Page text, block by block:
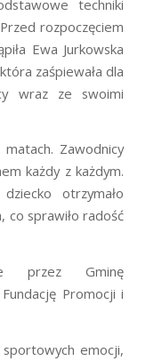
techniki
rozpoczęciem
Ewa Jurkowska
zaśpiewała dla
wraz ze swoimi
Zawodnicy
każdy z każdym.
otrzymało
co sprawiło radość
przez Gminę
Promocji i
sportowych emocji,